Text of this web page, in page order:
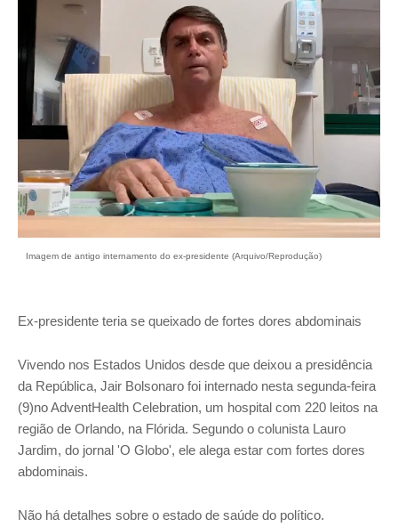
Imagem de antigo internamento do ex-presidente (Arquivo/Reprodução)
Ex-presidente teria se queixado de fortes dores abdominais
Vivendo nos Estados Unidos desde que deixou a presidência
da República, Jair Bolsonaro foi internado nesta segunda-feira
(9)no AdventHealth Celebration, um hospital com 220 leitos na
região de Orlando, na Flórida. Segundo o colunista Lauro
Jardim, do jornal 'O Globo', ele alega estar com fortes dores
abdominais.
Não há detalhes sobre o estado de saúde do político.